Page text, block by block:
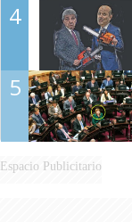
4
5
Espacio Publicitario